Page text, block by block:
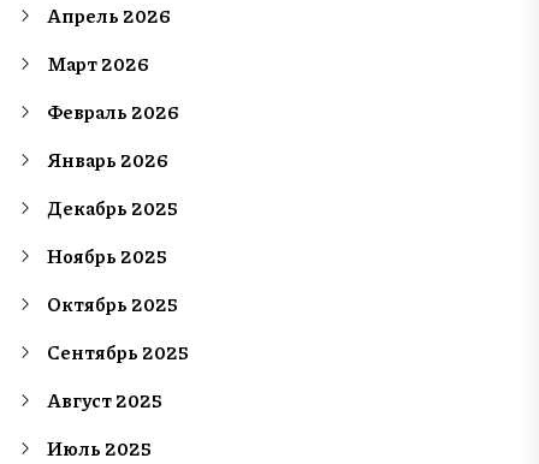
Апрель 2026
Март 2026
Февраль 2026
Январь 2026
Декабрь 2025
Ноябрь 2025
Октябрь 2025
Сентябрь 2025
Август 2025
Июль 2025